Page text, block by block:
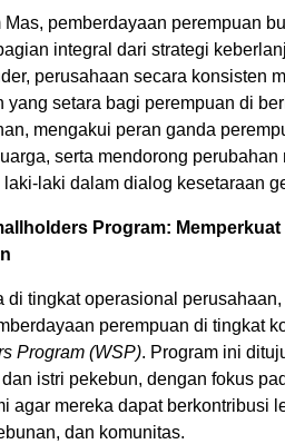
Mas, pemberdayaan perempuan
integral dari strategi
perusahaan secara konsisten
yang setara bagi perempuan di
mengakui peran ganda
serta mendorong
laki-laki dalam dialog kesetaraan
Program:
di tingkat operasional
perempuan di tingkat
Program (WSP). Program ini
istri pekebun, dengan fokus
agar mereka dapat berkontribusi
dan komunitas.